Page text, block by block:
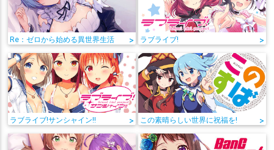
Re：ゼロから始める異世界生活 > ラブライブ! >
ラブライブ!サンシャイン!! > この素晴らしい世界に祝福を! >